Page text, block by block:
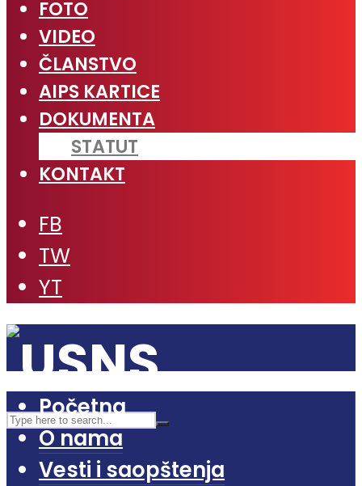
FOTO
VIDEO
ČLANSTVO
AIPS KARTICE
DOKUMENTA
STATUT
KONTAKT
FB
TW
YT
Početna
O nama
Vesti i saopštenja